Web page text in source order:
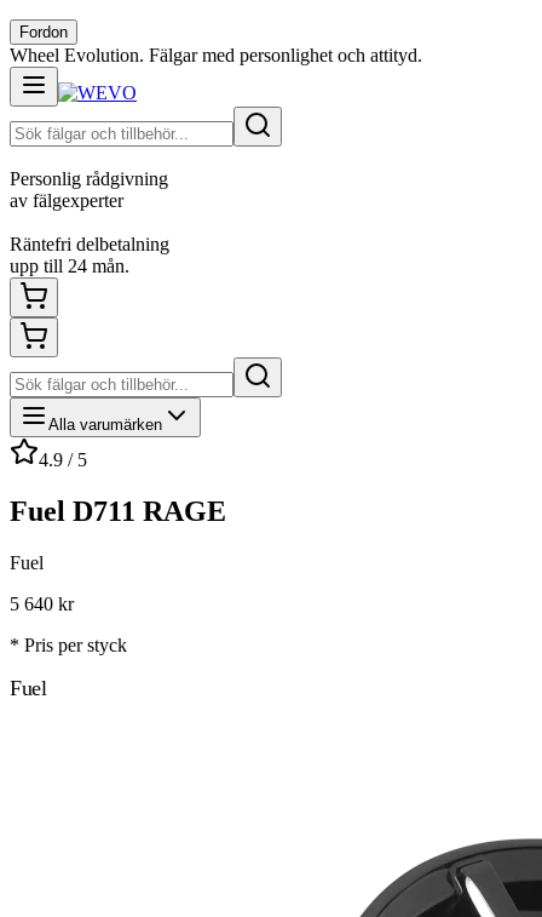
Fordon
Wheel Evolution. Fälgar med personlighet och attityd.
Personlig rådgivning
av fälgexperter
Räntefri delbetalning
upp till 24 mån.
Alla varumärken
4.9 / 5
Fuel D711 RAGE
Fuel
5 640 kr
* Pris per styck
Fuel